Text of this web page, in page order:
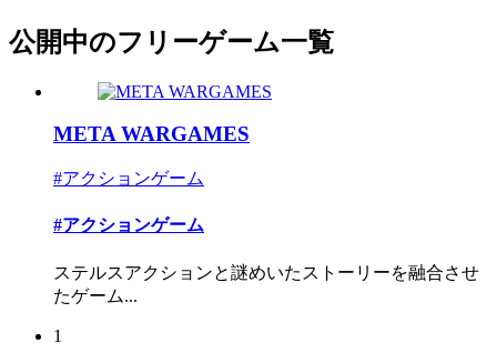
公開中のフリーゲーム一覧
META WARGAMES
#アクションゲーム
#アクションゲーム
ステルスアクションと謎めいたストーリーを融合させ
たゲーム...
1